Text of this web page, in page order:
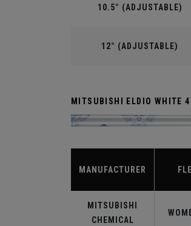
10.5° (ADJUSTABLE)
12° (ADJUSTABLE)
MITSUBISHI ELDIO WHITE
MANUFACTURER
MITSUBISHI
CHEMICAL